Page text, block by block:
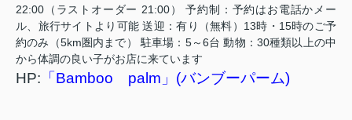
22:00（ラストオーダー 21:00） 予約制：予約はお電話かメー
ル、旅行サイトより可能 送迎：有り（無料）13時・15時のご予
約のみ（5km圏内まで） 駐車場：5～6台 動物：30種類以上の中
から体調の良い子がお店に来ています
HP: 「Bamboo palm」(バンブーパーム)